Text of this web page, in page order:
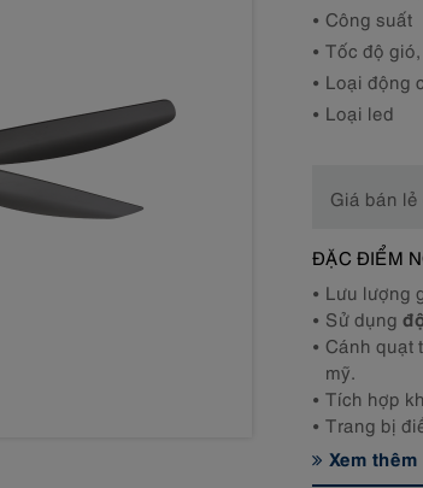
Công suất
Tốc độ
Loại động
Loại led
Giá bán lẻ
ĐẶC ĐIỂM
Lưu lượng
Sử dụng
Cánh quạt
mỹ.
Tích hợp
Trang bị
Xem thêm